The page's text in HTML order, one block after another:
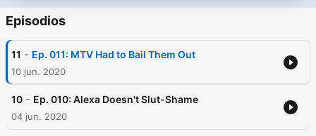
Episodios
11 - Ep. 011: MTV Had to Bail Them Out
10 jun. 2020
10 - Ep. 010: Alexa Doesn't Slut-Shame
04 jun. 2020